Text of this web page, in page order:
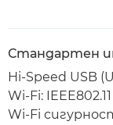
Стандартен
Hi-Speed USB
Wi-Fi:
Wi-Fi